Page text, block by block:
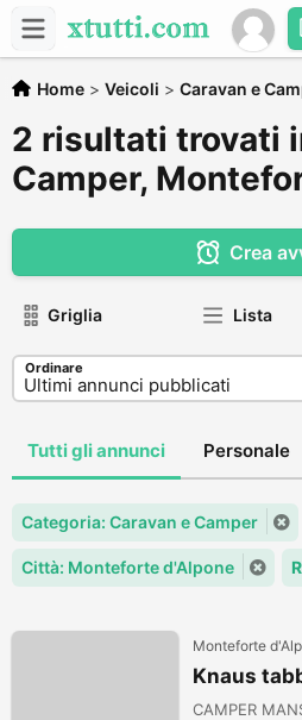
Home > Veicoli > Caravan e
2 risultati trovati
Camper,
Crea
Griglia Lista
Ordinare
Tutti gli annunci Personale
Categoria: Caravan e Camper
Città: Monteforte d'Alpone
Monteforte
Knaus
CAMPER